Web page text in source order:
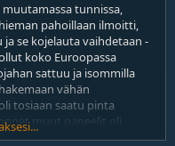
tunnissa,
pahoillaan ilmoitti,
se kojelauta vaihdetaan -
koko Euroopassa
sattuu ja isommilla
vähän
tosiaan saatu pinta
muut paneelit oli
toiminut enää lainkaan.